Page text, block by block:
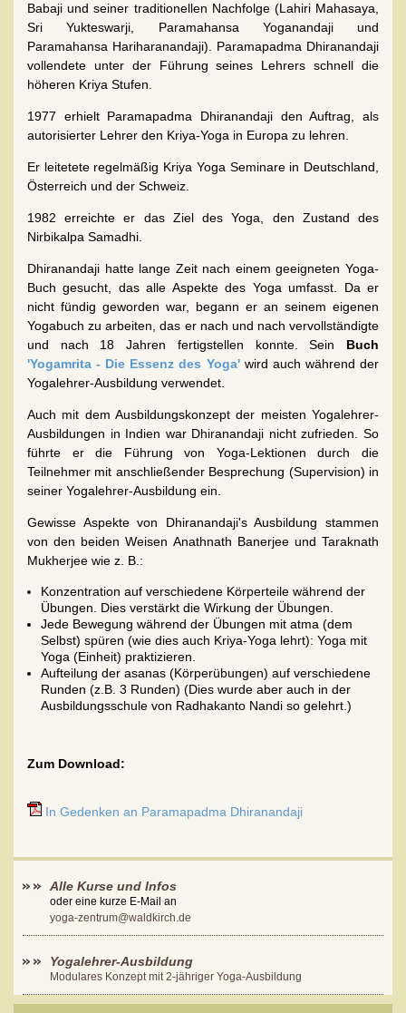
Babaji und seiner traditionellen Nachfolge (Lahiri Mahasaya,
Sri Yukteswarji, Paramahansa Yoganandaji und
Paramahansa Hariharanandaji). Paramapadma Dhiranandaji
vollendete unter der Führung seines Lehrers schnell die
höheren Kriya Stufen.
1977 erhielt Paramapadma Dhiranandaji den Auftrag, als
autorisierter Lehrer den Kriya-Yoga in Europa zu lehren.
Er leitetete regelmäßig Kriya Yoga Seminare in Deutschland,
Österreich und der Schweiz.
1982 erreichte er das Ziel des Yoga, den Zustand des
Nirbikalpa Samadhi.
Dhiranandaji hatte lange Zeit nach einem geeigneten Yoga-
Buch gesucht, das alle Aspekte des Yoga umfasst. Da er
nicht fündig geworden war, begann er an seinem eigenen
Yogabuch zu arbeiten, das er nach und nach vervollständigte
und nach 18 Jahren fertigstellen konnte. Sein Buch
'Yogamrita - Die Essenz des Yoga'wird auch während der
Yogalehrer-Ausbildung verwendet.
Auch mit dem Ausbildungskonzept der meisten Yogalehrer-
Ausbildungen in Indien war Dhiranandaji nicht zufrieden. So
führte er die Führung von Yoga-Lektionen durch die
Teilnehmer mit anschließender Besprechung (Supervision) in
seiner Yogalehrer-Ausbildung ein.
Gewisse Aspekte von Dhiranandaji's Ausbildung stammen
von den beiden Weisen Anathnath Banerjee und Taraknath
Mukherjee wie z. B.:
Konzentration auf verschiedene Körperteile während der
Übungen. Dies verstärkt die Wirkung der Übungen.
Jede Bewegung während der Übungen mit atma (dem
Selbst) spüren (wie dies auch Kriya-Yoga lehrt): Yoga mit
Yoga (Einheit) praktizieren.
Aufteilung der asanas (Körperübungen) auf verschiedene
Runden (z.B. 3 Runden) (Dies wurde aber auch in der
Ausbildungsschule von Radhakanto Nandi so gelehrt.)
Zum Download:
In Gedenken an Paramapadma Dhiranandaji
Alle Kurse und Infos
oder eine kurze E-Mail an
yoga-zentrum@waldkirch.de
Yogalehrer-Ausbildung
Modulares Konzept mit 2-jähriger Yoga-Ausbildung